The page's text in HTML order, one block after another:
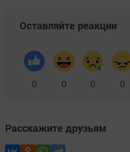
Оставляйте реакции
0 0 0 0
Расскажите друзьям